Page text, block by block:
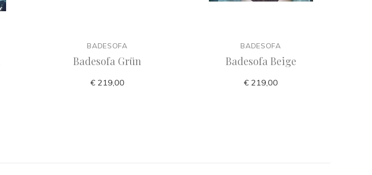
BADESOFA
Badesofa Grün
€ 219,00
BADESOFA
Badesofa Beige
€ 219,00